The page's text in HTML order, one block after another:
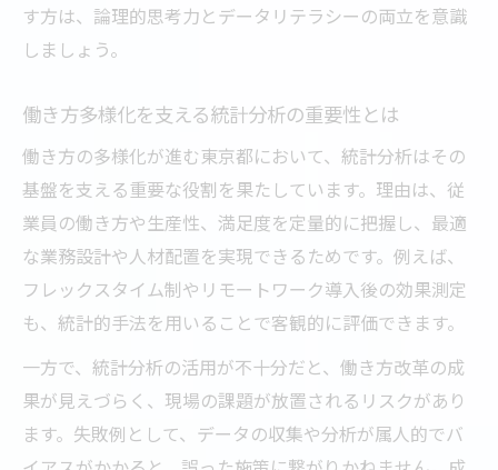
す方は、論理的思考力とデータリテラシーの両立を意識
しましょう。
働き方多様化を支える統計分析の重要性とは
働き方の多様化が進む東京都において、統計分析はその
基盤を支える重要な役割を果たしています。理由は、従
業員の働き方や生産性、満足度を定量的に把握し、最適
な業務設計や人材配置を実現できるためです。例えば、
フレックスタイム制やリモートワーク導入後の効果測定
も、統計的手法を用いることで客観的に評価できます。
一方で、統計分析の活用が不十分だと、働き方改革の成
果が見えづらく、現場の課題が放置されるリスクがあり
ます。失敗例として、データの収集や分析が属人的でバ